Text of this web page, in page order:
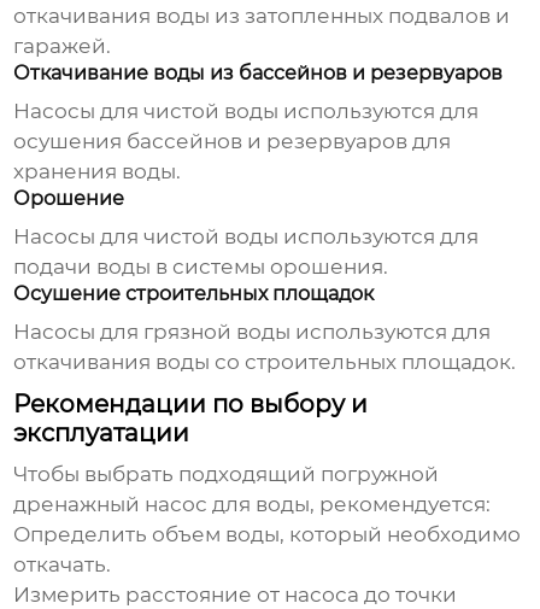
откачивания воды из затопленных подвалов и
гаражей.
Откачивание воды из бассейнов и резервуаров
Насосы для чистой воды используются для
осушения бассейнов и резервуаров для
хранения воды.
Орошение
Насосы для чистой воды используются для
подачи воды в системы орошения.
Осушение строительных площадок
Насосы для грязной воды используются для
откачивания воды со строительных площадок.
Рекомендации по выбору и
эксплуатации
Чтобы выбрать подходящий погружной
дренажный насос для воды, рекомендуется:
Определить объем воды, который необходимо
откачать.
Измерить расстояние от насоса до точки